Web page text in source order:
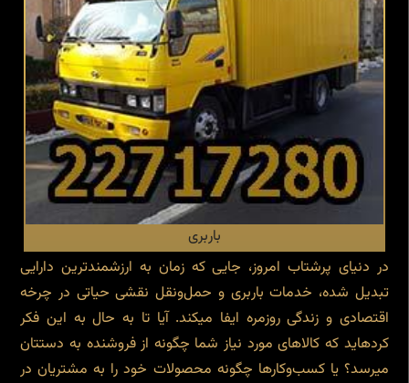
باربری
در دنیای پرشتاب امروز، جایی که زمان به ارزشمندترین دارایی
تبدیل شده، خدمات باربری و حمل‌ونقل نقشی حیاتی در چرخه
اقتصادی و زندگی روزمره ایفا میکند. آیا تا به حال به این فکر
کردهاید که کالاهای مورد نیاز شما چگونه از فروشنده به دستتان
میرسد؟ یا کسب‌وکارها چگونه محصولات خود را به مشتریان در